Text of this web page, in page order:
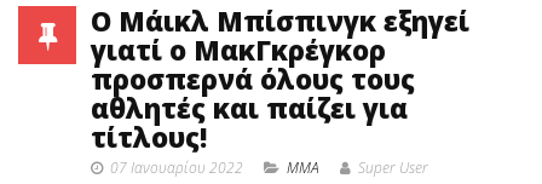
Ο Μάικλ Μπίσπινγκ εξηγεί
γιατί ο ΜακΓκρέγκορ
προσπερνά όλους τους
αθλητές και παίζει για
τίτλους!
07 Ιανουαρίου 2022 MMA Super User